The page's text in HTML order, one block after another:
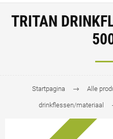
TRITAN
Startpagina Alle
drinkflessen/materiaal